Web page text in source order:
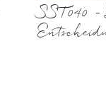
SST040